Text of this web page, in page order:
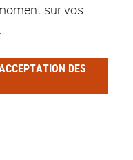
sur vos
DES